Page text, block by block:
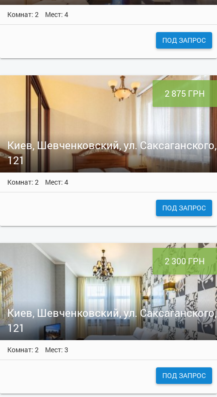
Комнат: 2 Мест: 4
ПОД ЗАПРОС
2 875 ГРН
Киев, Шевченковский, ул. Саксаганского,
121
Комнат: 2 Мест: 4
ПОД ЗАПРОС
2 300 ГРН
Киев, Шевченковский, ул. Саксаганского,
121
Комнат: 2 Мест: 3
ПОД ЗАПРОС